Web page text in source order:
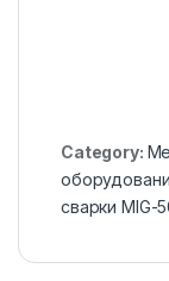
Category:
сварки MIG-